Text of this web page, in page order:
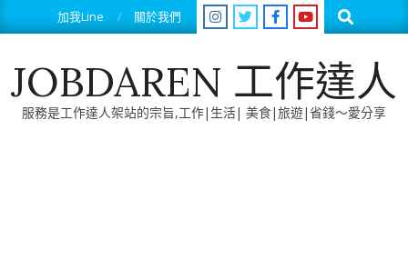
to
加我Line 關於我們 Search
JOBDAREN 工作達人
服務是工作達人架站的宗旨,工作|生活| 美食|旅遊|省錢～愛分享